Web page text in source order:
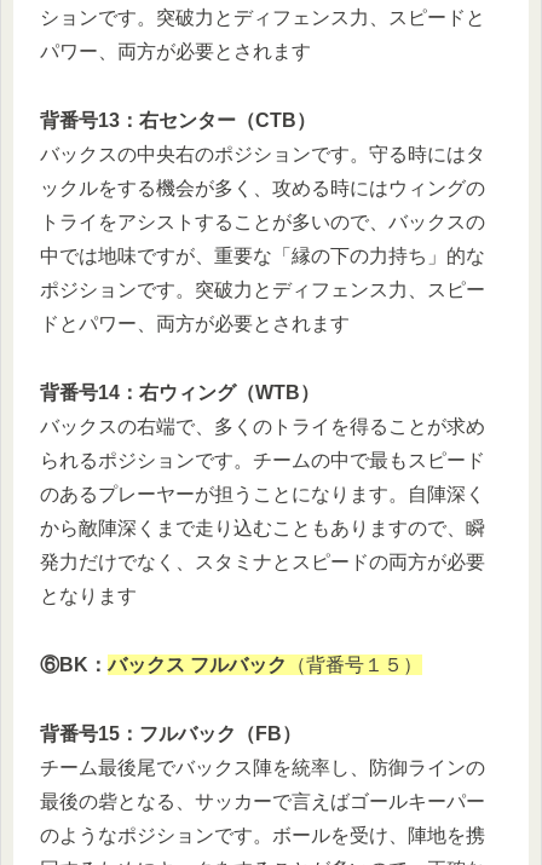
ションです。突破力とディフェンス力、スピードと
パワー、両方が必要とされます
背番号13：右センター（CTB）
バックスの中央右のポジションです。守る時にはタ
ックルをする機会が多く、攻める時にはウィングの
トライをアシストすることが多いので、バックスの
中では地味ですが、重要な「縁の下の力持ち」的な
ポジションです。突破力とディフェンス力、スピー
ドとパワー、両方が必要とされます
背番号14：右ウィング（WTB）
バックスの右端で、多くのトライを得ることが求め
られるポジションです。チームの中で最もスピード
のあるプレーヤーが担うことになります。自陣深く
から敵陣深くまで走り込むこともありますので、瞬
発力だけでなく、スタミナとスピードの両方が必要
となります
⑥BK：バックス フルバック （背番号１５）
背番号15：フルバック（FB）
チーム最後尾でバックス陣を統率し、防御ラインの
最後の砦となる、サッカーで言えばゴールキーパー
のようなポジションです。ボールを受け、陣地を携